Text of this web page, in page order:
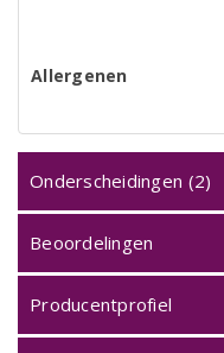
Allergenen
Onderscheidingen (2)
Beoordelingen
Producentprofiel